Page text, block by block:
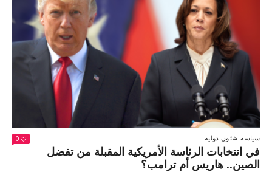
جوريون
أمام
حركة
الطائرات
المغادرة
مغلقة
سياسة شئون دولية 0
في انتخابات الرئاسة الأمريكية المقبلة من تفضل
الصين.. هاريس أم ترامب؟